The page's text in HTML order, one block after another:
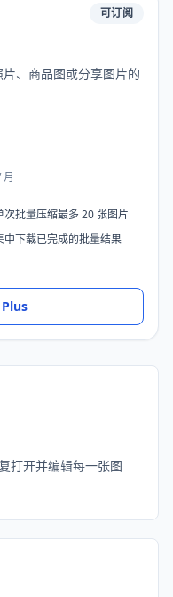
可订阅
、商品图或分享图片的
月
次批量压缩最多 20 张图片
中下载已完成的批量结果
打开并编辑每一张图